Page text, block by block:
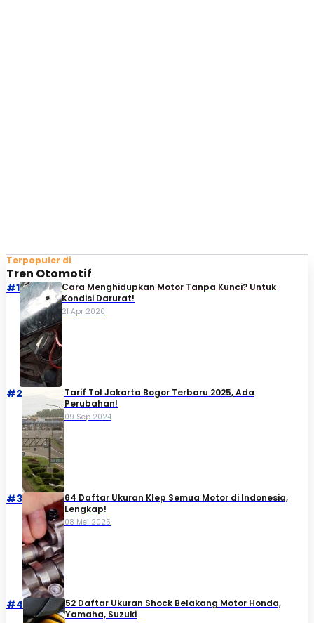
Terpopuler di
Tren Otomotif
#1
Cara Menghidupkan Motor Tanpa Kunci? Untuk
Kondisi Darurat!
21 Apr 2020
#2
Tarif Tol Jakarta Bogor Terbaru 2025, Ada
Perubahan!
09 Sep 2024
#3
64 Daftar Ukuran Klep Semua Motor di Indonesia,
Lengkap!
08 Mei 2025
#4
52 Daftar Ukuran Shock Belakang Motor Honda,
Yamaha, Suzuki​